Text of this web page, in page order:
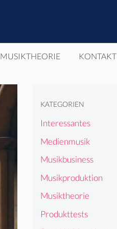
MUSIKTHEORIE KONTAKT
KATEGORIEN
Interessantes
Medienmusik
Musikbusiness
Musikproduktion
Musiktheorie
Produkttests